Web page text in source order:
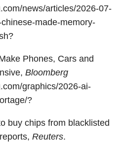
news/articles/2026-07-
made-memory-
Phones, Cars and
Bloomberg
graphics/2026-ai-
?
buy chips from blacklisted
Reuters.